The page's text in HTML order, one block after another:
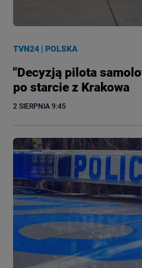
TVN24 |POLSKA
"Decyzją pilota
po starcie z Krakowa
2 SIERPNIA 9:45